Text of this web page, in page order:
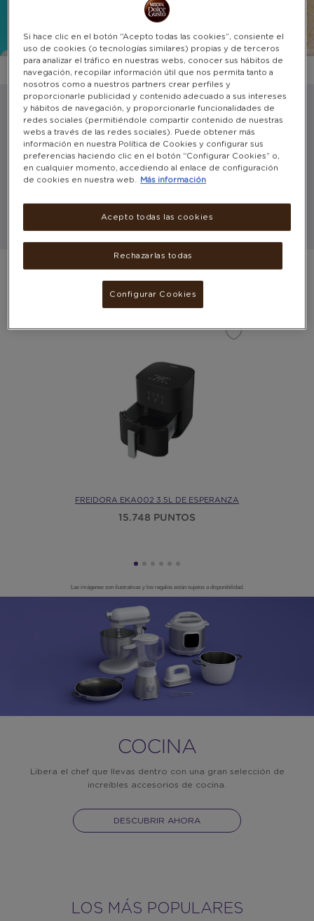
¿Qué está buscando hoy?
hasta
MUÉSTRAME
EXCLUSIVO PARA TI
FREIDORA EKA002 3.5L DE ESPERANZA
15.748 PUNTOS
Las imágenes son ilustrativas y los regalos están sujetos a disponibilidad.
COCINA
Libera el chef que llevas dentro con una gran selección de
increíbles accesorios de cocina.
DESCUBRIR AHORA
LOS MÁS POPULARES
Si hace clic en el botón “Acepto todas las cookies”, consiente el
uso de cookies (o tecnologías similares) propias y de terceros
para analizar el tráfico en nuestras webs, conocer sus hábitos de
navegación, recopilar información útil que nos permita tanto a
nosotros como a nuestros partners crear perfiles y
proporcionarle publicidad y contenido adecuado a sus intereses
y hábitos de navegación, y proporcionarle funcionalidades de
redes sociales (permitiéndole compartir contenido de nuestras
webs a través de las redes sociales). Puede obtener más
información en nuestra Política de Cookies y configurar sus
preferencias haciendo clic en el botón “Configurar Cookies” o,
en cualquier momento, accediendo al enlace de configuración
de cookies en nuestra web.
Más información
Rechazarlas todas
Acepto todas las cookies
Configurar Cookies